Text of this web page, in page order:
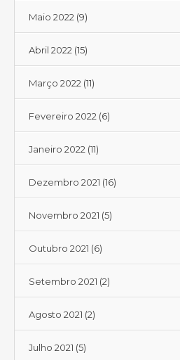
Maio 2022 (9)
Abril 2022 (15)
Março 2022 (11)
Fevereiro 2022 (6)
Janeiro 2022 (11)
Dezembro 2021 (16)
Novembro 2021 (5)
Outubro 2021 (6)
Setembro 2021 (2)
Agosto 2021 (2)
Julho 2021 (5)